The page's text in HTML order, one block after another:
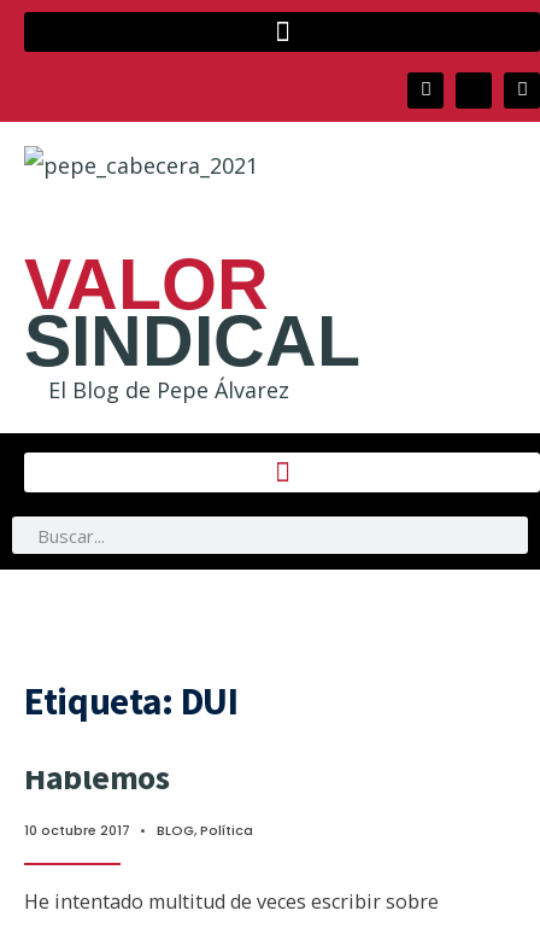
VALOR
SINDICAL
El Blog de Pepe Álvarez
Etiqueta: DUI
Hablemos
10 octubre 2017 • BLOG,Política
He intentado multitud de veces escribir sobre